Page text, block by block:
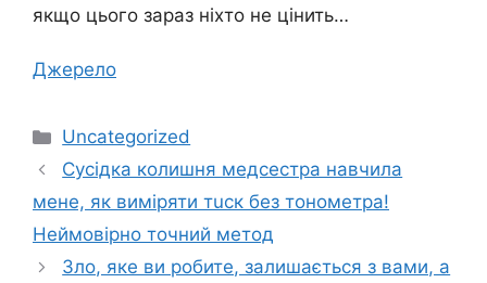
якщо цього зараз ніхто не цінить…
Джерело
Категорії
Uncategorized
Сусідка колишня медсестра навчила
мене, як виміряти тuск без тонометра!
Неймовірно точний метод
Зло, яке ви робите, залишається з вами, а